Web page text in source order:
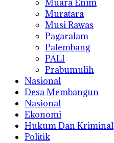
Muara Enim
Muratara
Musi Rawas
Pagaralam
Palembang
PALI
Prabumulih
Nasional
Desa Membangun
Nasional
Ekonomi
Hukum Dan Kriminal
Politik